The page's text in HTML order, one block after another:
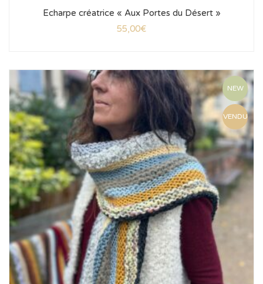
Echarpe créatrice « Aux Portes du Désert »
55,00€
NEW
VENDU